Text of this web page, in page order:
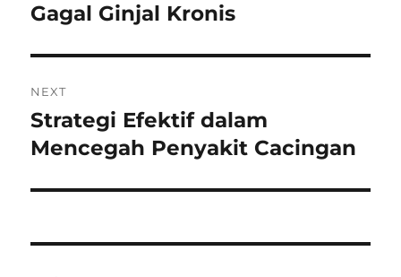
post:
Gagal Ginjal Kronis
NEXT
Next
post:
Strategi Efektif dalam
Mencegah Penyakit Cacingan